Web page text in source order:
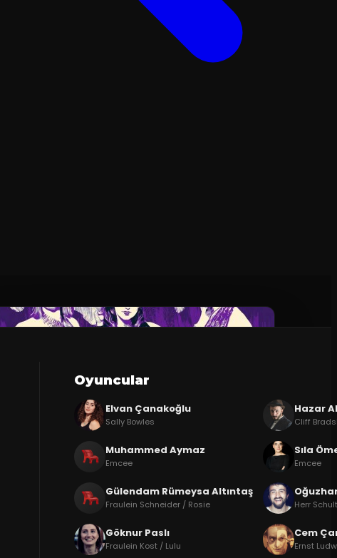
Oyuncular
Elvan Çanakoğlu
Sally Bowles
Hazar
Cliff
Muhammed Aymaz
Emcee
Sıla
Emcee
Gülendam Rümeysa Altıntaş
Fraulein Schneider / Rosie Herr
Göknur Paslı
Fraulein Kost / Lulu
Cem
Ernst